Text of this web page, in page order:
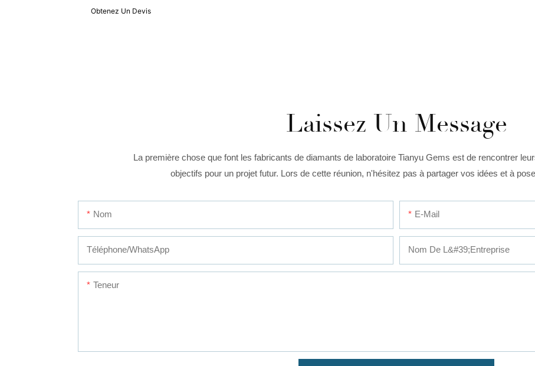
Taille : Ronde, forme cœur et flèche Poids
Obtenez Un Devis
Laissez Un Message
La première chose que font les fabricants de diamants de laboratoire Tianyu Gems est de rencontrer
objectifs pour un projet futur. Lors de cette réunion, n'hésitez pas à partager vos idées et à
Nom E-Mail
Téléphone/WhatsApp Nom De L&#39;entreprise
Teneur